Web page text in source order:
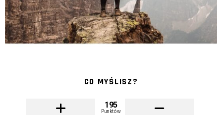
CO MYŚLISZ?
195
Punktów